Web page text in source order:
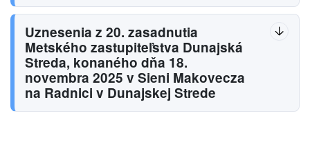
Uznesenia z 20. zasadnutia
Metského zastupiteľstva Dunajská
Streda, konaného dňa 18.
novembra 2025 v Sieni Makovecza
na Radnici v Dunajskej Strede